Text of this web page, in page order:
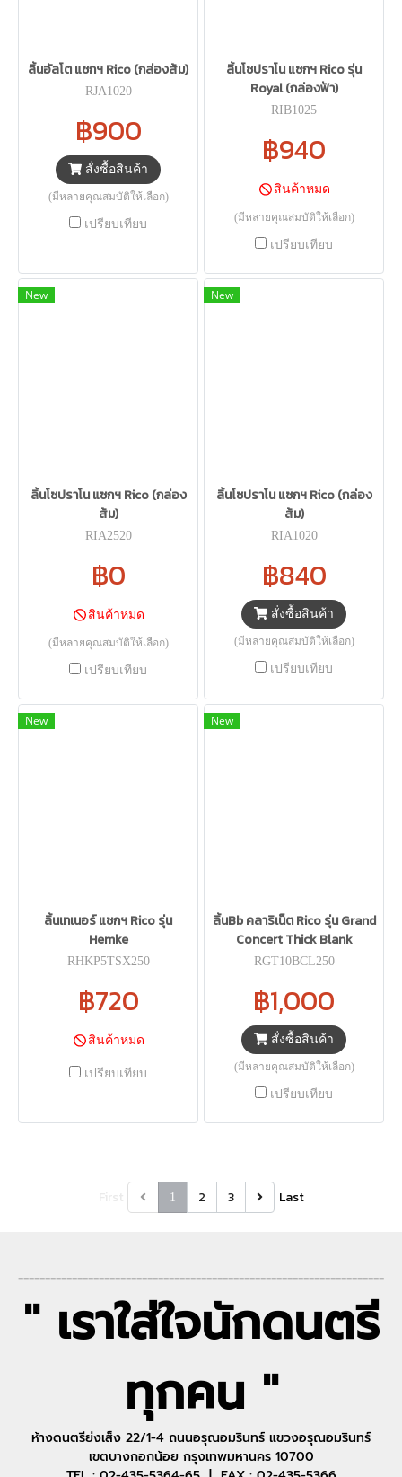
ลิ้นอัลโต แซกฯ Rico (กล่องส้ม)
RJA1020
฿900
สั่งซื้อสินค้า
(มีหลายคุณสมบัติให้เลือก)
เปรียบเทียบ
ลิ้นโซปราโน แซกฯ Rico รุ่น
Royal (กล่องฟ้า)
RIB1025
฿940
สินค้าหมด
(มีหลายคุณสมบัติให้เลือก)
เปรียบเทียบ
New
ลิ้นโซปราโน แซกฯ Rico (กล่อง
ส้ม)
RIA2520
฿0
สินค้าหมด
(มีหลายคุณสมบัติให้เลือก)
เปรียบเทียบ
New
ลิ้นโซปราโน แซกฯ Rico (กล่อง
ส้ม)
RIA1020
฿840
สั่งซื้อสินค้า
(มีหลายคุณสมบัติให้เลือก)
เปรียบเทียบ
New
ลิ้นเทเนอร์ แซกฯ Rico รุ่น
Hemke
RHKP5TSX250
฿720
สินค้าหมด
เปรียบเทียบ
New
ลิ้นBb คลาริเน็ต Rico รุ่น Grand
Concert Thick Blank
RGT10BCL250
฿1,000
สั่งซื้อสินค้า
(มีหลายคุณสมบัติให้เลือก)
เปรียบเทียบ
1 2 3 Last
--------------------------------------------------------------------
" เราใส่ใจนักดนตรี
ทุกคน "
ห้างดนตรีย่งเส็ง 22/1-4 ถนนอรุณอมรินทร์ แขวงอรุณอมรินทร์
เขตบางกอกน้อย กรุงเทพมหานคร 10700